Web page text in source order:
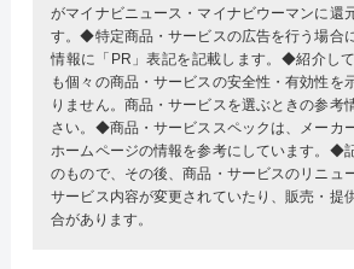
がマイナビニュース・マイナビウーマンに還
す。◆特定商品・サービスの広告を行う場合
情報に「PR」表記を記載します。◆紹介し
も個々の商品・サービスの安全性・有効性を
りません。商品・サービスを選ぶときの参考
さい。◆商品・サービススペックは、メーカ
ホームページの情報を参考にしています。◆
のもので、その後、商品・サービスのリニュ
サービス内容が変更されていたり、販売・提
合があります。